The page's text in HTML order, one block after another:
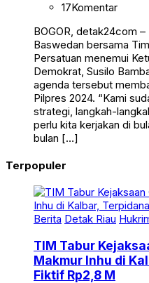
17Komentar
BOGOR, detak24com
Baswedan bersama
Persatuan menemui
Demokrat, Susilo
agenda tersebut
Pilpres 2024. “Kami
strategi, langkah-
perlu kita kerjakan di
bulan […]
Terpopuler
Berita Detak Riau
TIM Tabur
Makmur Inhu di
Fiktif Rp2,8 M